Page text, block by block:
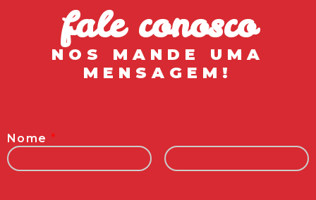
fale conosco
NOS MANDE UMA
MENSAGEM!
Nome *